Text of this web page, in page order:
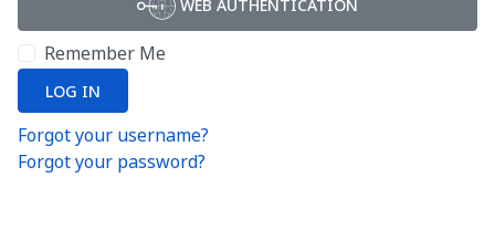
Remember Me
LOG IN
Forgot your username?
Forgot your password?